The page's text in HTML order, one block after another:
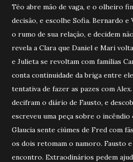
Téo abre mão de vaga, e o olheiro
decisão, e escolhe Sofia. Bernardo e
o rumo de sua relação, e decidem
revela a Clara que Daniel e Mari
e Julieta se revoltam com famílias
conta continuidade da briga entre
tentativa de fazer as pazes com
decifram o diário de Fausto, e
escreveu uma peça sobre o incêndio
Glaucia sente ciúmes de Fred com
os dois retomam o namoro. Fausto e
encontro. Extraodinários pedem